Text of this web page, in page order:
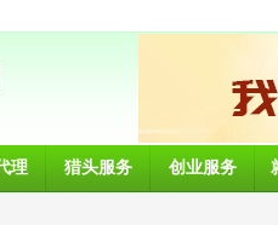
理 猎头服务 创业服务